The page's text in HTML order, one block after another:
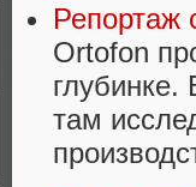
Репортаж
Ortofon
там